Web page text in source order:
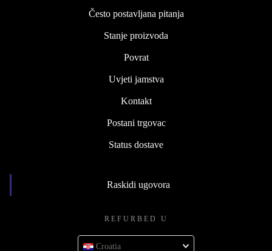
Često postavljana pitanja
Stanje proizvoda
Povrat
Uvjeti jamstva
Kontakt
Postani trgovac
Status dostave
Raskidi ugovora
REFURBED U
Croatia